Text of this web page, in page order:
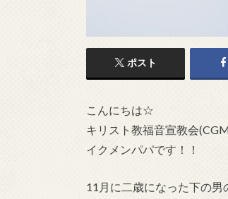
ポスト
こんにちは☆
キリスト教福音宣教会
イクメンパパです！！
11月に二歳になった下の男